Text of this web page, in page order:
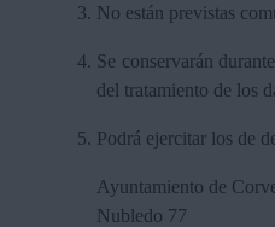
No están previstas
Se conservarán
del tratamiento de los
Podrá ejercitar los de
Ayuntamiento de
Nubledo 77